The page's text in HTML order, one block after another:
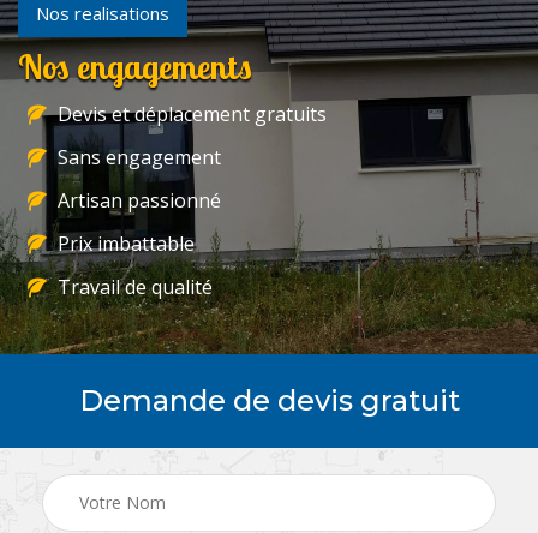
Nos realisations
Nos engagements
Devis et déplacement gratuits
Sans engagement
Artisan passionné
Prix imbattable
Travail de qualité
Demande de devis gratuit